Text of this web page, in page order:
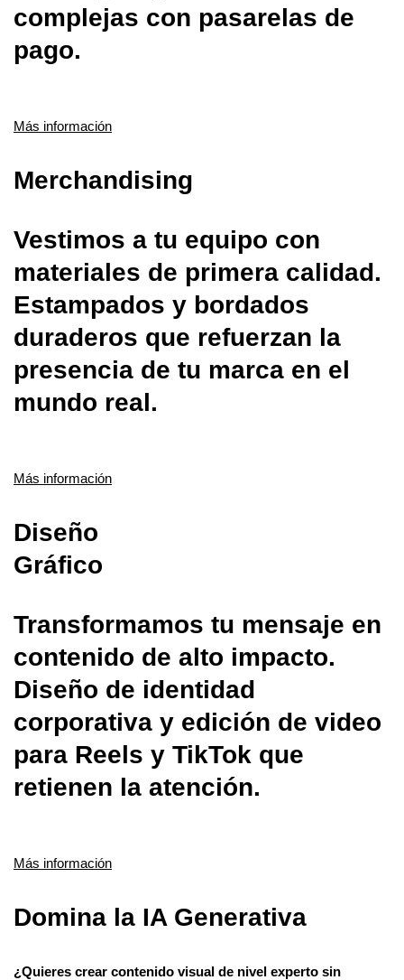
complejas con pasarelas de
pago.
Más información
Merchandising
Vestimos a tu equipo con
materiales de primera calidad.
Estampados y bordados
duraderos que refuerzan la
presencia de tu marca en el
mundo real.
Más información
Diseño
Gráfico
Transformamos tu mensaje en
contenido de alto impacto.
Diseño de identidad
corporativa y edición de video
para Reels y TikTok que
retienen la atención.
Más información
Domina la IA Generativa
¿Quieres crear contenido visual de nivel experto sin